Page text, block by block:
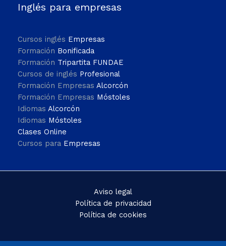
Inglés para empresas
Cursos inglés Empresas
Formación Bonificada
Formación Tripartita FUNDAE
Cursos de inglés Profesional
Formación Empresas Alcorcón
Formación Empresas Móstoles
Idiomas Alcorcón
Idiomas Móstoles
Clases Online
Cursos para Empresas
Aviso legal
Política de privacidad
Política de cookies